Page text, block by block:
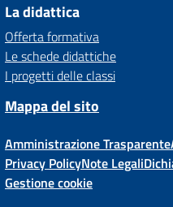
La didattica
Offerta formativa
Le schede didattiche
I progetti delle classi
Mappa del sito
Amministrazione Trasparente
Privacy PolicyNote Legali
Gestione cookie